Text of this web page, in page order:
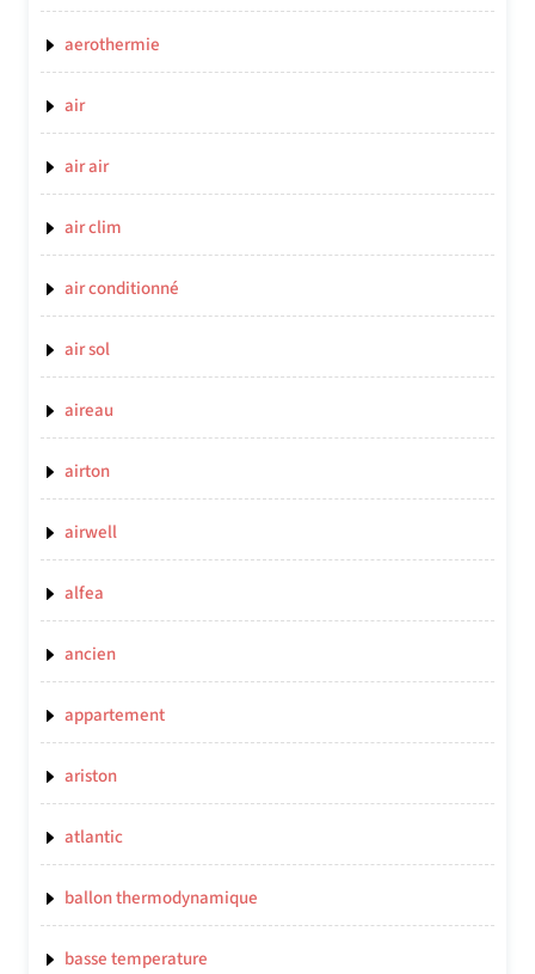
aerothermie
air
air air
air clim
air conditionné
air sol
aireau
airton
airwell
alfea
ancien
appartement
ariston
atlantic
ballon thermodynamique
basse temperature